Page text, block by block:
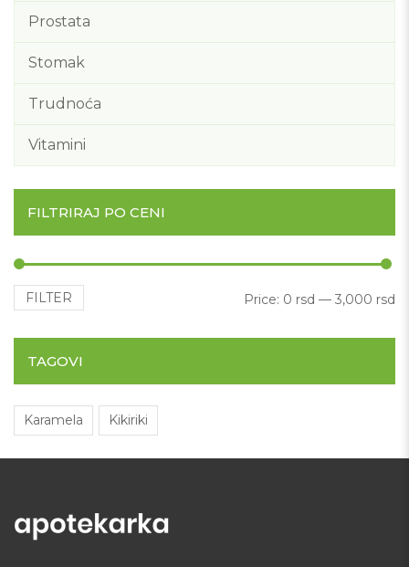
Prostata
Stomak
Trudnoća
Vitamini
FILTRIRAJ PO CENI
FILTER Price: 0 rsd — 3,000 rsd
TAGOVI
Karamela Kikiriki